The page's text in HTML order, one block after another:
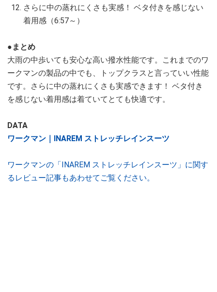
さらに中の蒸れにくさも実感！ ベタ付きを感じない
着用感（6:57～）
●まとめ
大雨の中歩いても安心な高い撥水性能です。これまでのワ
ークマンの製品の中でも、トップクラスと言っていい性能
です。さらに中の蒸れにくさも実感できます！ ベタ付き
を感じない着用感は着ていてとても快適です。
DATA
ワークマン｜INAREM ストレッチレインスーツ
ワークマンの「INAREM ストレッチレインスーツ」に関す
るレビュー記事もあわせてご覧ください。